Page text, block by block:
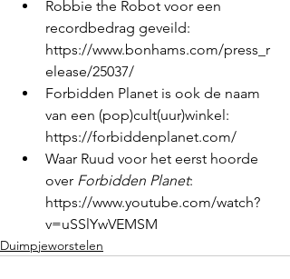
Robbie the Robot voor een
recordbedrag geveild:
https://www.bonhams.com/press_r
elease/25037/
Forbidden Planet is ook de naam
van een (pop)cult(uur)winkel:
https://forbiddenplanet.com/
Waar Ruud voor het eerst hoorde
over Forbidden Planet:
https://www.youtube.com/watch?
v=uSSlYwVEMSM
Duimpjeworstelen